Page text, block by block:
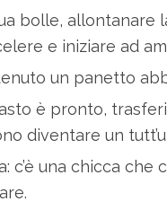
bolle,
e iniziare ad
un panetto
è pronto,
diventare un
c’è una chicca